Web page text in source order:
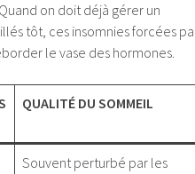
on doit déjà gérer un
tôt, ces insomnies forcées
le vase des hormones.
QUALITÉ DU SOMMEIL
Souvent perturbé par les